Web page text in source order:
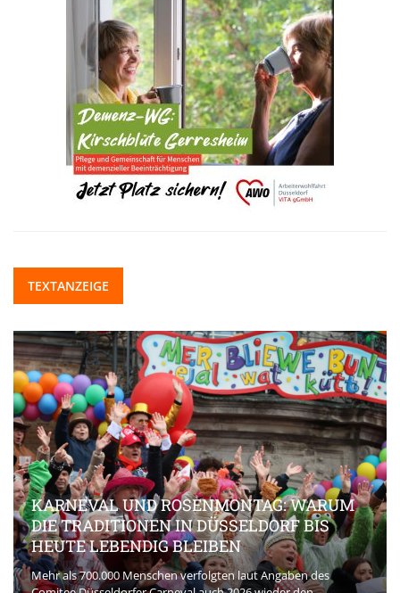
TEXTANZEIGE
KARNEVAL UND ROSENMONTAG: WARUM
DIE TRADITIONEN IN DÜSSELDORF BIS
HEUTE LEBENDIG BLEIBEN
Mehr als 700.000 Menschen verfolgten laut Angaben des